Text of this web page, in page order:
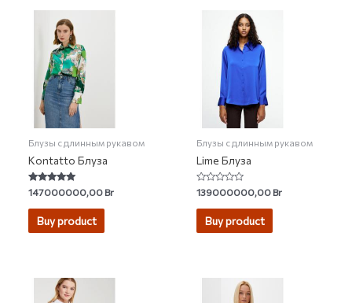
Блузы с длинным рукавом
Kontatto Блуза
Rated
5.00
out of 5
147000000,00Br
Buy product
Блузы с длинным рукавом
Lime Блуза
Rated
0
out
139000000,00Br
Buy product